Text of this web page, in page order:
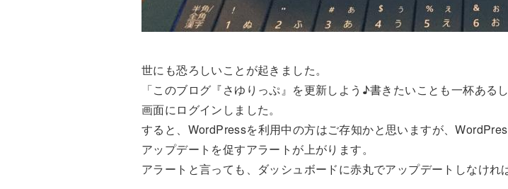
世にも恐ろしいことが起きました。
「このブログ『さゆりっぷ』を更新しよう♪書きたいことも一杯あ
画面にログインしました。
すると、WordPressを利用中の方はご存知かと思いますが、
アップデートを促すアラートが上がります。
アラートと言っても、ダッシュボードに赤丸でアップデートしなけれ